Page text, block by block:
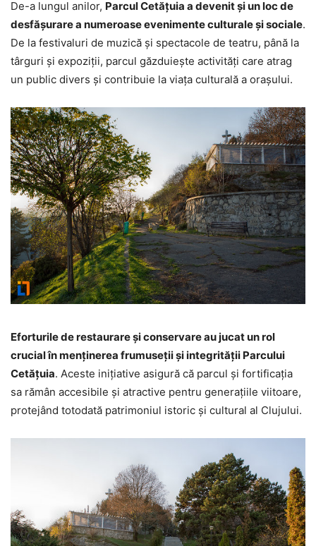
De-a lungul anilor, Parcul Cetățuia a devenit și un loc de
desfășurare a numeroase evenimente culturale și sociale.
De la festivaluri de muzică și spectacole de teatru, până la
târguri și expoziții, parcul găzduiește activități care atrag
un public divers și contribuie la viața culturală a orașului.
Eforturile de restaurare și conservare au jucat un rol
crucial în menținerea frumuseții și integrității Parcului
Cetățuia. Aceste inițiative asigură că parcul și fortificația
sa rămân accesibile și atractive pentru generațiile viitoare,
protejând totodată patrimoniul istoric și cultural al Clujului.